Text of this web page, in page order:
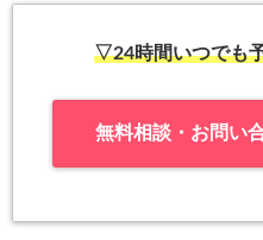
▽24時間いつでも
無料相談・お問い